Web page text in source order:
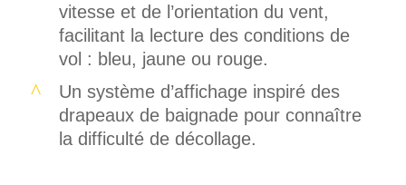
vitesse et de l’orientation du vent,
facilitant la lecture des conditions de
vol : bleu, jaune ou rouge.
Un système d’affichage inspiré des
drapeaux de baignade pour connaître
la difficulté de décollage.